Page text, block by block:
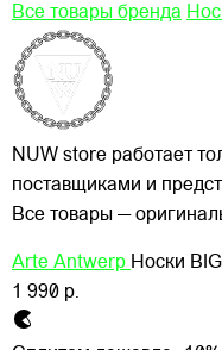
Все товары бренда
NUW store работает
поставщиками и
Все товары —
Arte Antwerp Носки
1 990 р.